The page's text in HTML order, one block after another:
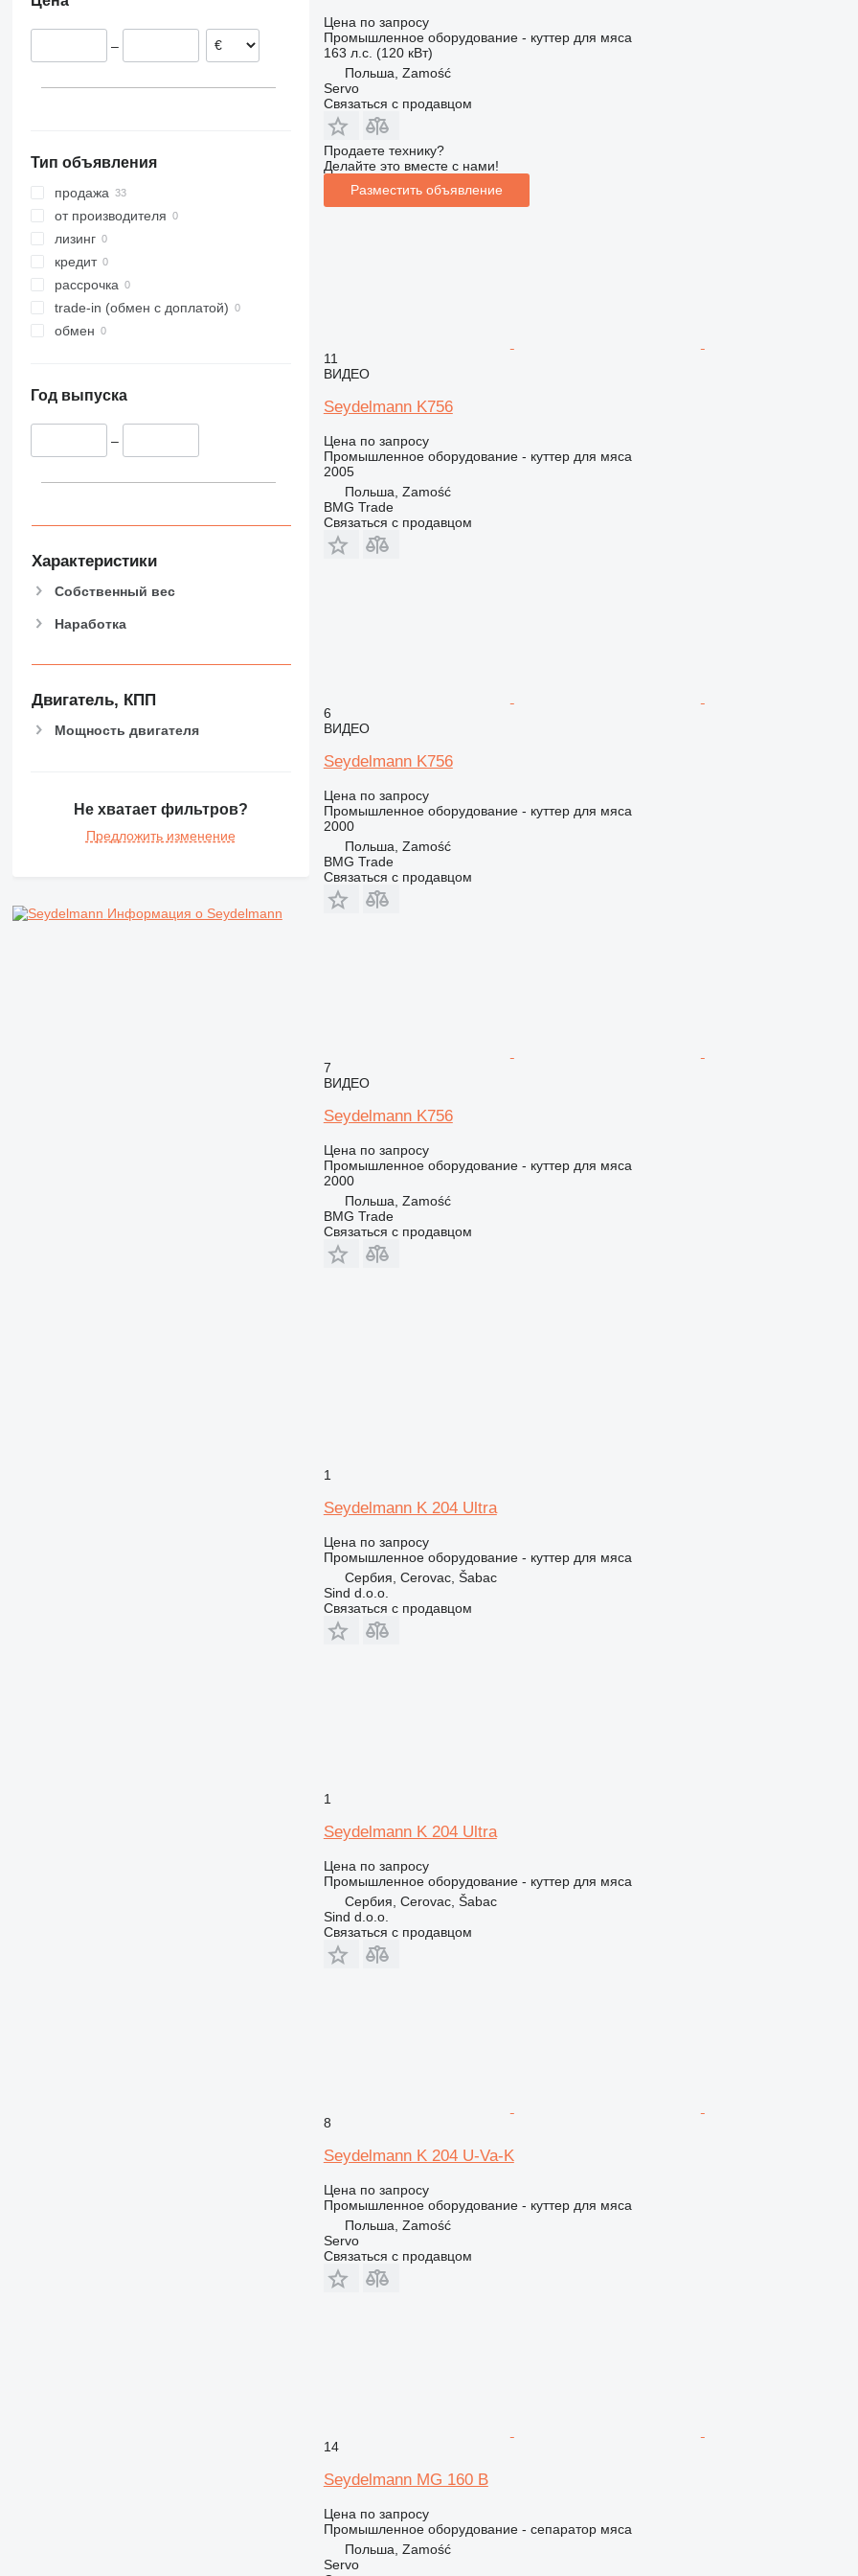
Германия
–
Тип объявления
продажа
от производителя
лизинг
кредит
рассрочка
trade-in (обмен с доплатой)
обмен
Год выпуска
–
Характеристики
Собственный вес
Наработка
Двигатель, КПП
Мощность двигателя
Не хватает фильтров?
Предложить изменение
Информация о Seydelmann
Цена по запросу
Промышленное оборудование - куттер для мяса
163 л.с. (120 кВт)
Польша, Zamość
Servo
Связаться с продавцом
Продаете технику?
Делайте это вместе с нами!
Разместить объявление
11
ВИДЕО
Seydelmann K756
Цена по запросу
Промышленное оборудование - куттер для мяса
2005
Польша, Zamość
BMG Trade
Связаться с продавцом
6
ВИДЕО
Seydelmann K756
Цена по запросу
Промышленное оборудование - куттер для мяса
2000
Польша, Zamość
BMG Trade
Связаться с продавцом
7
ВИДЕО
Seydelmann K756
Цена по запросу
Промышленное оборудование - куттер для мяса
2000
Польша, Zamość
BMG Trade
Связаться с продавцом
1
Seydelmann K 204 Ultra
Цена по запросу
Промышленное оборудование - куттер для мяса
Сербия, Cerovac, Šabac
Sind d.o.o.
Связаться с продавцом
1
Seydelmann K 204 Ultra
Цена по запросу
Промышленное оборудование - куттер для мяса
Сербия, Cerovac, Šabac
Sind d.o.o.
Связаться с продавцом
8
Seydelmann K 204 U-Va-K
Цена по запросу
Промышленное оборудование - куттер для мяса
Польша, Zamość
Servo
Связаться с продавцом
14
Seydelmann MG 160 B
Цена по запросу
Промышленное оборудование - сепаратор мяса
Польша, Zamość
Servo